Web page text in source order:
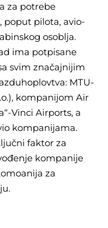
za potrebe
poput pilota, avio-
osoblja.
ima potpisane
svim značajnijim
MTU-
kompanijom Air
Vinci Airports, a
kompanijama.
faktor za
kompanije
za